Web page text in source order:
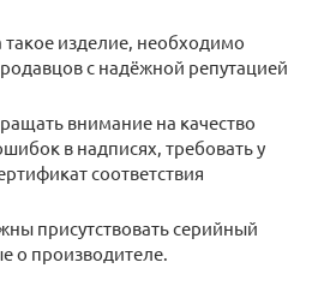
такое изделие, необходимо
с надёжной репутацией
внимание на качество
в надписях, требовать у
соответствия
присутствовать серийный
о производителе.